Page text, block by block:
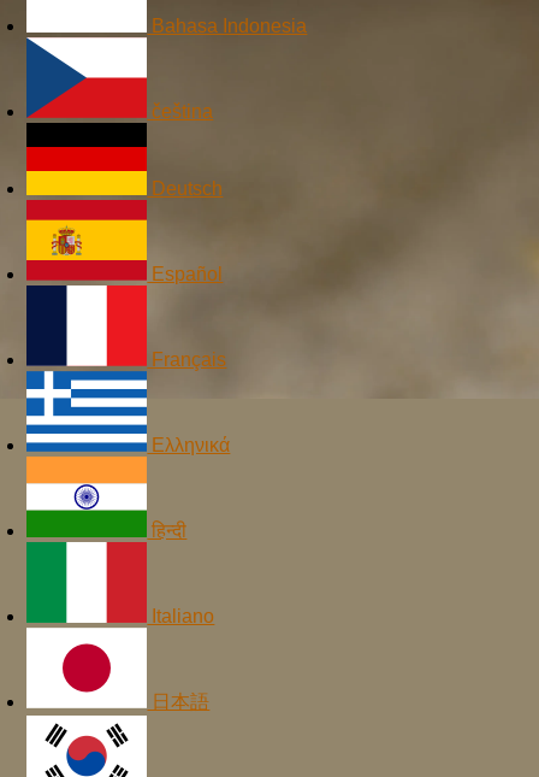
Bahasa Indonesia
čeština
Deutsch
Español
Français
Ελληνικά
हिन्दी
Italiano
日本語